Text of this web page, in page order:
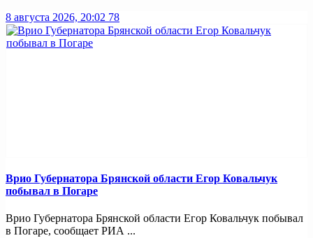
8 августа 2026, 20:02 78
Врио Губернатора Брянской области Егор Ковальчук
побывал в Погаре
Врио Губернатора Брянской области Егор Ковальчук побывал
в Погаре, сообщает РИА ...